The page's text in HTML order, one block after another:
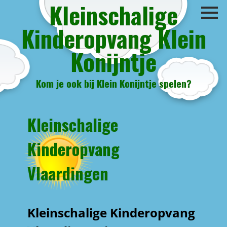
Kleinschalige
Kinderopvang Klein
Konijntje
Kom je ook bij Klein Konijntje spelen?
Kleinschalige
Kinderopvang
Vlaardingen
Kleinschalige Kinderopvang